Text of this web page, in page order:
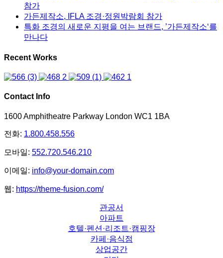
참가
가든제작소, IFLA 조경·정원박람회 참가
특화 조경의 새로운 지평을 여는 브랜드, ’가든제작소‘를
만나다
Recent Works
Contact Info
1600 Amphitheatre Parkway London WC1 1BA
전화: 1.800.458.556
모바일: 552.720.546.210
이메일: info@your-domain.com
웹: https://theme-fusion.com/
관공서
아파트
호텔·펜션·리조트·캠핑장
카페·음식점
상업공간